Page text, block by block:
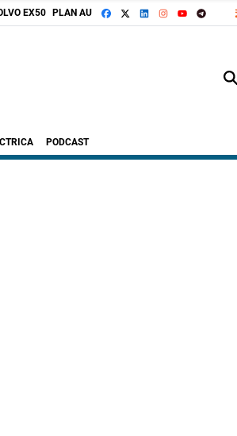
EX50 PLAN AUTO+FACEBOOKLINKEDININSTAGRAM
YOUTUBE
PODCAST